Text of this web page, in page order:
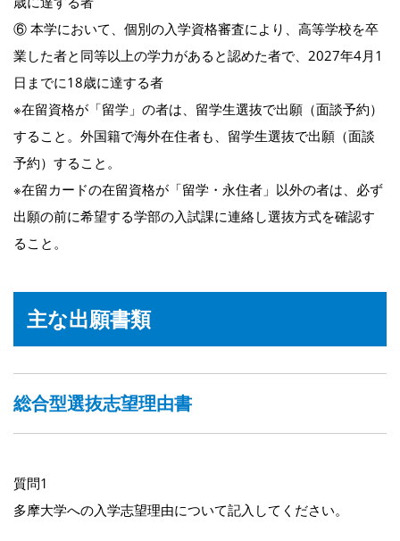
⑥ 本学において、個別の入学資格審査により、高等学校を卒
業した者と同等以上の学力があると認めた者で、2027年4月1
日までに18歳に達する者
※在留資格が「留学」の者は、留学生選抜で出願（面談予約）
すること。外国籍で海外在住者も、留学生選抜で出願（面談
予約）すること。
※在留カードの在留資格が「留学・永住者」以外の者は、必ず
出願の前に希望する学部の入試課に連絡し選抜方式を確認す
ること。
主な出願書類
総合型選抜志望理由書
質問1
多摩大学への入学志望理由について記入してください。